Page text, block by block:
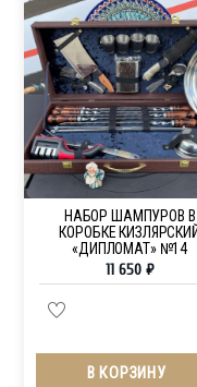
НАБОР ШАМПУРОВ В
КОРОБКЕ КИЗЛЯРСКИЙ
«ДИПЛОМАТ» №14
11 650 ₽
В КОРЗИНУ